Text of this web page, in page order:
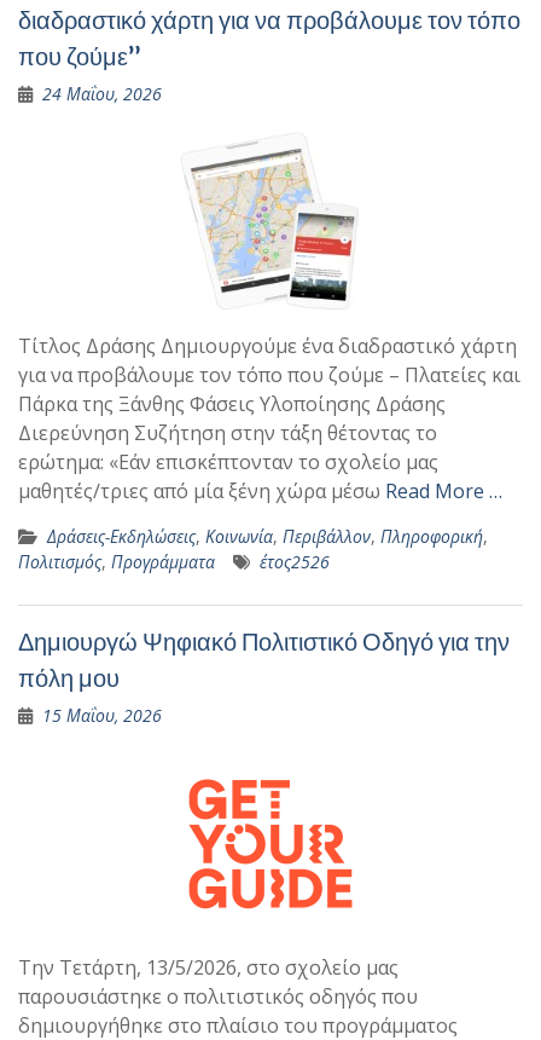
διαδραστικό χάρτη για να προβάλουμε τον τόπο
που ζούμε”
24 Μαΐου, 2026
Τίτλος Δράσης Δημιουργούμε ένα διαδραστικό χάρτη
για να προβάλουμε τον τόπο που ζούμε – Πλατείες και
Πάρκα της Ξάνθης Φάσεις Υλοποίησης Δράσης
Διερεύνηση Συζήτηση στην τάξη θέτοντας το
ερώτημα: «Εάν επισκέπτονταν το σχολείο μας
μαθητές/τριες από μία ξένη χώρα μέσω Read More …
Δράσεις-Εκδηλώσεις, Κοινωνία, Περιβάλλον, Πληροφορική,
Πολιτισμός, Προγράμματα έτος2526
Δημιουργώ Ψηφιακό Πολιτιστικό Οδηγό για την
πόλη μου
15 Μαΐου, 2026
Την Τετάρτη, 13/5/2026, στο σχολείο μας
παρουσιάστηκε ο πολιτιστικός οδηγός που
δημιουργήθηκε στο πλαίσιο του προγράμματος